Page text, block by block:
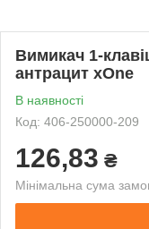
Вимикач 1-
антрацит xOne
В наявності
Код: 406-250000-209
126,83 ₴
Мінімальна сума